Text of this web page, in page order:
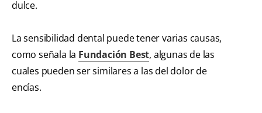
dulce.
La sensibilidad dental puede tener varias causas,
como señala la Fundación Best, algunas de las
cuales pueden ser similares a las del dolor de
encías.